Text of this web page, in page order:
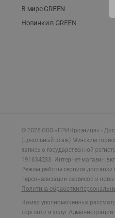
В мире GREEN
Новинки в GREEN
© 2026 ООО «ГРИНрозница» -
(цокольный этаж) Минским
запись о государственной
191634233. Интернет-магазин
Режим работы сервиса доставки
персонализации сервисов и
Политика обработки
Номер уполномоченных
торговли и услуг